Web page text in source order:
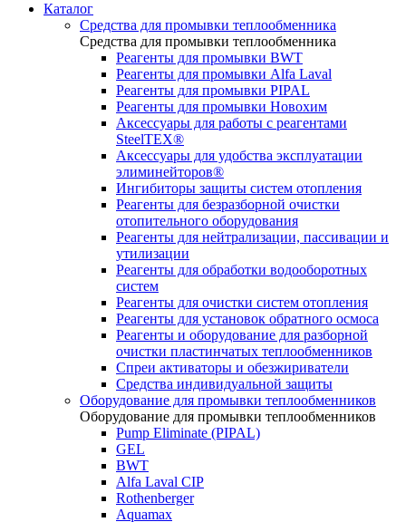
Каталог
Средства для промывки теплообменника
Средства для промывки теплообменника
Реагенты для промывки BWT
Реагенты для промывки Alfa Laval
Реагенты для промывки PIPAL
Реагенты для промывки Новохим
Аксессуары для работы с реагентами
SteelTEX®
Аксессуары для удобства эксплуатации
элиминейторов®
Ингибиторы защиты систем отопления
Реагенты для безразборной очистки
отопительного оборудования
Реагенты для нейтрализации, пассивации и
утилизации
Реагенты для обработки водооборотных
систем
Реагенты для очистки систем отопления
Реагенты для установок обратного осмоса
Реагенты и оборудование для разборной
очистки пластинчатых теплообменников
Спреи активаторы и обезжириватели
Средства индивидуальной защиты
Оборудование для промывки теплообменников
Оборудование для промывки теплообменников
Pump Eliminate (PIPAL)
GEL
BWT
Alfa Laval CIP
Rothenberger
Aquamax